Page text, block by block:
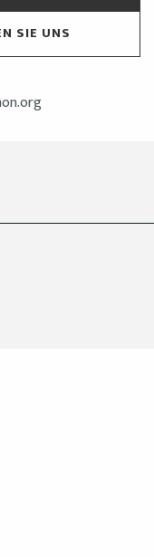
SIE UNS